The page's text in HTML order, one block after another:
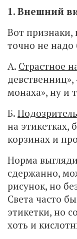
1. Внешний
Вот признаки,
точно не надо
А. Страстное
монаха», ну и
Б.
на этикетках,
корзинах и
Норма
сдержанно,
рисунок, но
Света часто
этикетки, но
хоть и